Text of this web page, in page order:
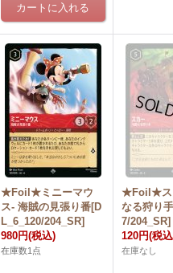
★Foil★ミニーマウ
ス- 海賊の見張り番[D
L_6_120/204_SR]
980円(税込)
在庫数1点
★Foil★ス
なる狩り
7/204_SR]
120円(税
在庫なし